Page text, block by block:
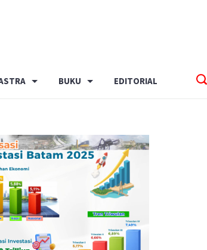
BUKU EDITORIAL